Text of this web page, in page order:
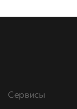
Сервисы